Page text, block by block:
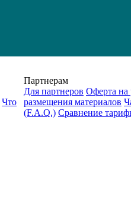
Что
Партнерам
Для партнеров Оферта на
размещения материалов
(F.A.Q.) Cравнение